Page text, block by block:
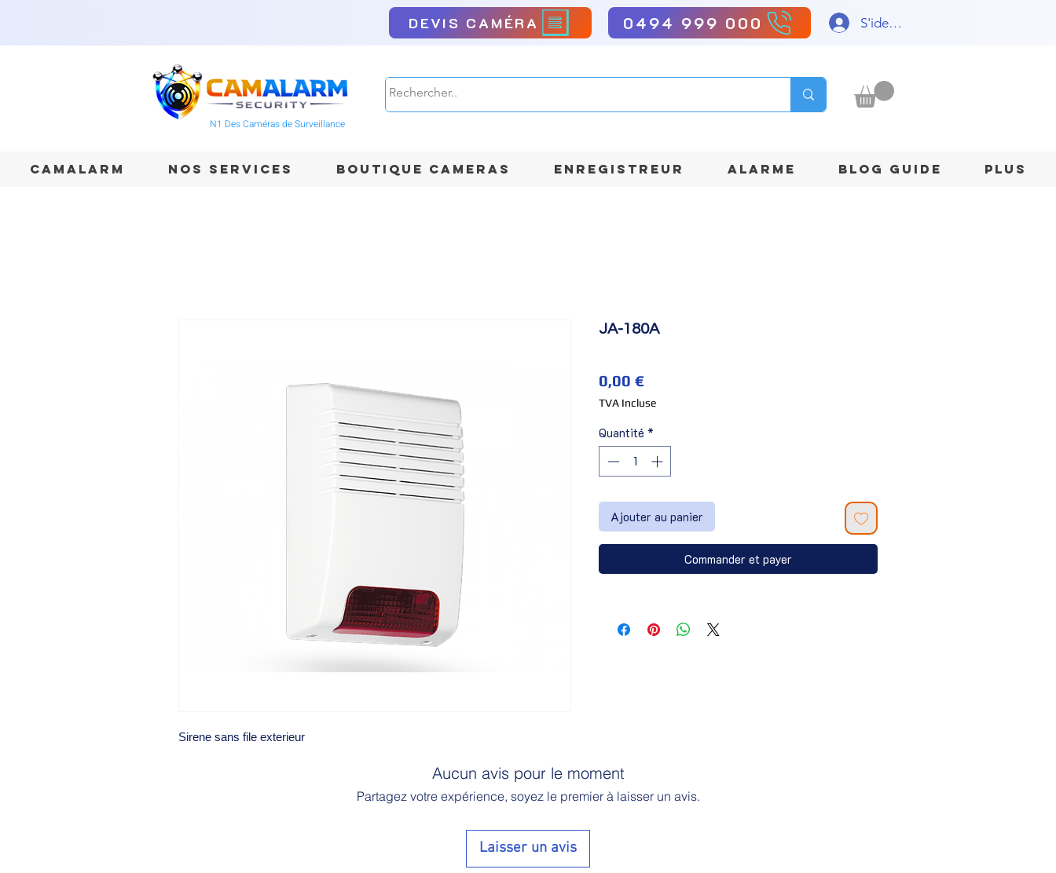
DEVIS CAMÉRA 0494 999 000 S'identifier
N1 Des Caméras de Surveillance
CAMALARM NOS SERVICES BOUTIQUE CAMERAS ENREGISTREUR ALARME BLOG GUIDE Plus
Sirene sans file exterieur
JA-180A
0,00 €Prix
TVA Incluse
Quantité *
Ajouter au panier
Commander et payer
Aucun avis pour le moment
Partagez votre expérience, soyez le premier à laisser un avis.
Laisser un avis